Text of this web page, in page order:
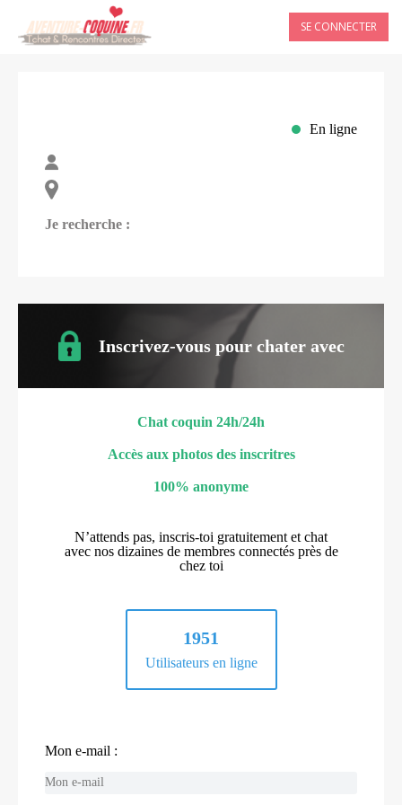
SE CONNECTER
En ligne
Je recherche :
Inscrivez-vous pour chater avec
Chat coquin 24h/24h
Accès aux photos des inscritres
100% anonyme
N’attends pas, inscris-toi gratuitement et chat
avec nos dizaines de membres connectés près de
chez toi
1951
Utilisateurs en ligne
Mon e-mail :